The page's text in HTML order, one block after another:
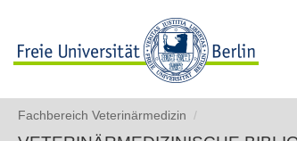
Fachbereich Veterinärmedizin /